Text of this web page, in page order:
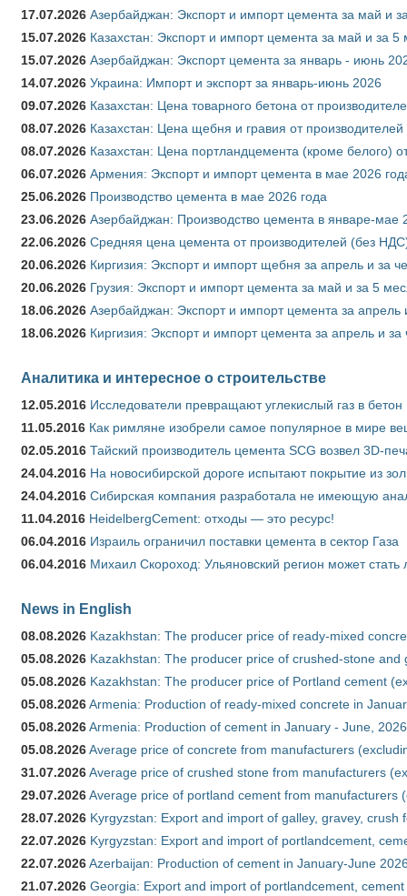
17.07.2026 Азербайджан: Экспорт и импорт цемента за май и
15.07.2026 Казахстан: Экспорт и импорт цемента за май и за
15.07.2026 Азербайджан: Экспорт цемента за январь - июнь
14.07.2026 Украина: Импорт и экспорт за январь-июнь 2026
09.07.2026 Казахстан: Цена товарного бетона от
08.07.2026 Казахстан: Цена щебня и гравия от
08.07.2026 Казахстан: Цена портландцемента (кроме белого)
06.07.2026 Армения: Экспорт и импорт цемента в мае 2026
25.06.2026 Производство цемента в мае 2026 года
23.06.2026 Азербайджан: Производство цемента в январе-мае
22.06.2026 Средняя цена цемента от производителей (без
20.06.2026 Киргизия: Экспорт и импорт щебня за апрель и за
20.06.2026 Грузия: Экспорт и импорт цемента за май и за 5
18.06.2026 Азербайджан: Экспорт и импорт цемента за
18.06.2026 Киргизия: Экспорт и импорт цемента за апрель и
Аналитика и интересное о строительстве
12.05.2016 Исследователи превращают углекислый газ в бетон
11.05.2016 Как римляне изобрели самое популярное в мире
02.05.2016 Тайский производитель цемента SCG возвел 3D-
24.04.2016 На новосибирской дороге испытают покрытие из
24.04.2016 Сибирская компания разработала не имеющую
11.04.2016 HeidelbergCement: отходы — это ресурс!
06.04.2016 Израиль ограничил поставки цемента в сектор Газа
06.04.2016 Михаил Скороход: Ульяновский регион может
News in English
08.08.2026 Kazakhstan: The producer price of ready-mixed
05.08.2026 Kazakhstan: The producer price of crushed-stone and
05.08.2026 Kazakhstan: The producer price of Portland cement
05.08.2026Armenia: Production of ready-mixed concrete in
05.08.2026Armenia: Production of cement in January - June, 2026
05.08.2026Average price of concrete from manufacturers
31.07.2026Average price of crushed stone from manufacturers
29.07.2026Average price of portland cement from manufacturers
28.07.2026 Kyrgyzstan: Export and import of galley, gravey,
22.07.2026 Kyrgyzstan: Export and import of portlandcement,
22.07.2026Azerbaijan: Production of cement in January-June
21.07.2026 Georgia: Export and import of portlandcement,